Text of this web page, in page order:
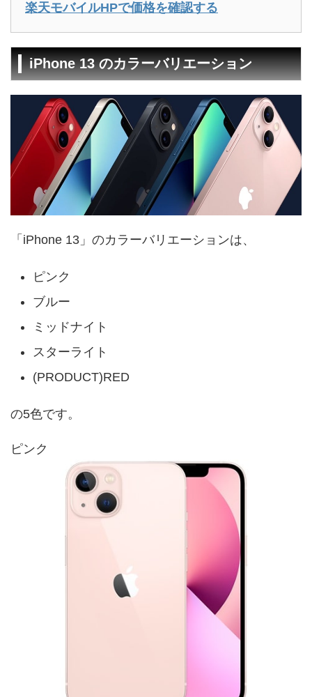
楽天モバイルHPで価格を確認する
iPhone 13 のカラーバリエーション
「iPhone 13」のカラーバリエーションは、
ピンク
ブルー
ミッドナイト
スターライト
(PRODUCT)RED
の5色です。
ピンク